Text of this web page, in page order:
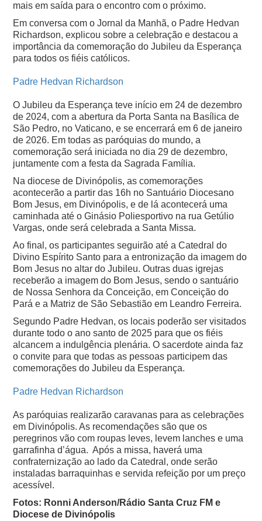
mais em saída para o encontro com o próximo.
Em conversa com o Jornal da Manhã, o Padre Hedvan
Richardson, explicou sobre a celebração e destacou a
importância da comemoração do Jubileu da Esperança
para todos os fiéis católicos.
Padre Hedvan Richardson
O Jubileu da Esperança teve início em 24 de dezembro
de 2024, com a abertura da Porta Santa na Basílica de
São Pedro, no Vaticano, e se encerrará em 6 de janeiro
de 2026. Em todas as paróquias do mundo, a
comemoração será iniciada no dia 29 de dezembro,
juntamente com a festa da Sagrada Família.
Na diocese de Divinópolis, as comemorações
acontecerão a partir das 16h no Santuário Diocesano
Bom Jesus, em Divinópolis, e de lá acontecerá uma
caminhada até o Ginásio Poliesportivo na rua Getúlio
Vargas, onde será celebrada a Santa Missa.
Ao final, os participantes seguirão até a Catedral do
Divino Espírito Santo para a entronização da imagem do
Bom Jesus no altar do Jubileu. Outras duas igrejas
receberão a imagem do Bom Jesus, sendo o santuário
de Nossa Senhora da Conceição, em Conceição do
Pará e a Matriz de São Sebastião em Leandro Ferreira.
Segundo Padre Hedvan, os locais poderão ser visitados
durante todo o ano santo de 2025 para que os fiéis
alcancem a indulgência plenária. O sacerdote ainda faz
o convite para que todas as pessoas participem das
comemorações do Jubileu da Esperança.
Padre Hedvan Richardson
As paróquias realizarão caravanas para as celebrações
em Divinópolis. As recomendações são que os
peregrinos vão com roupas leves, levem lanches e uma
garrafinha d’água. Após a missa, haverá uma
confraternização ao lado da Catedral, onde serão
instaladas barraquinhas e servida refeição por um preço
acessível.
Fotos: Ronni Anderson/Rádio Santa Cruz FM e
Diocese de Divinópolis